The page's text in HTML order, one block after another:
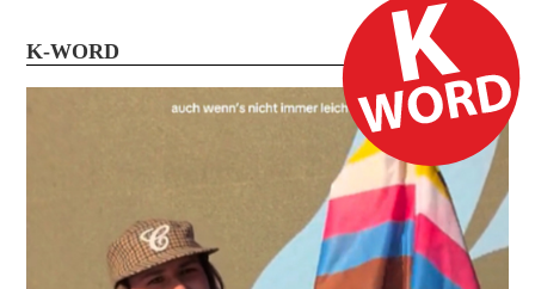
K-WORD